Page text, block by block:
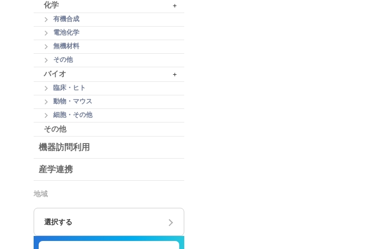
化学 +
有機合成
電池化学
無機材料
その他
バイオ +
臨床・ヒト
動物・マウス
細胞・その他
その他
機器訪問利用
産学連携
地域
選択する